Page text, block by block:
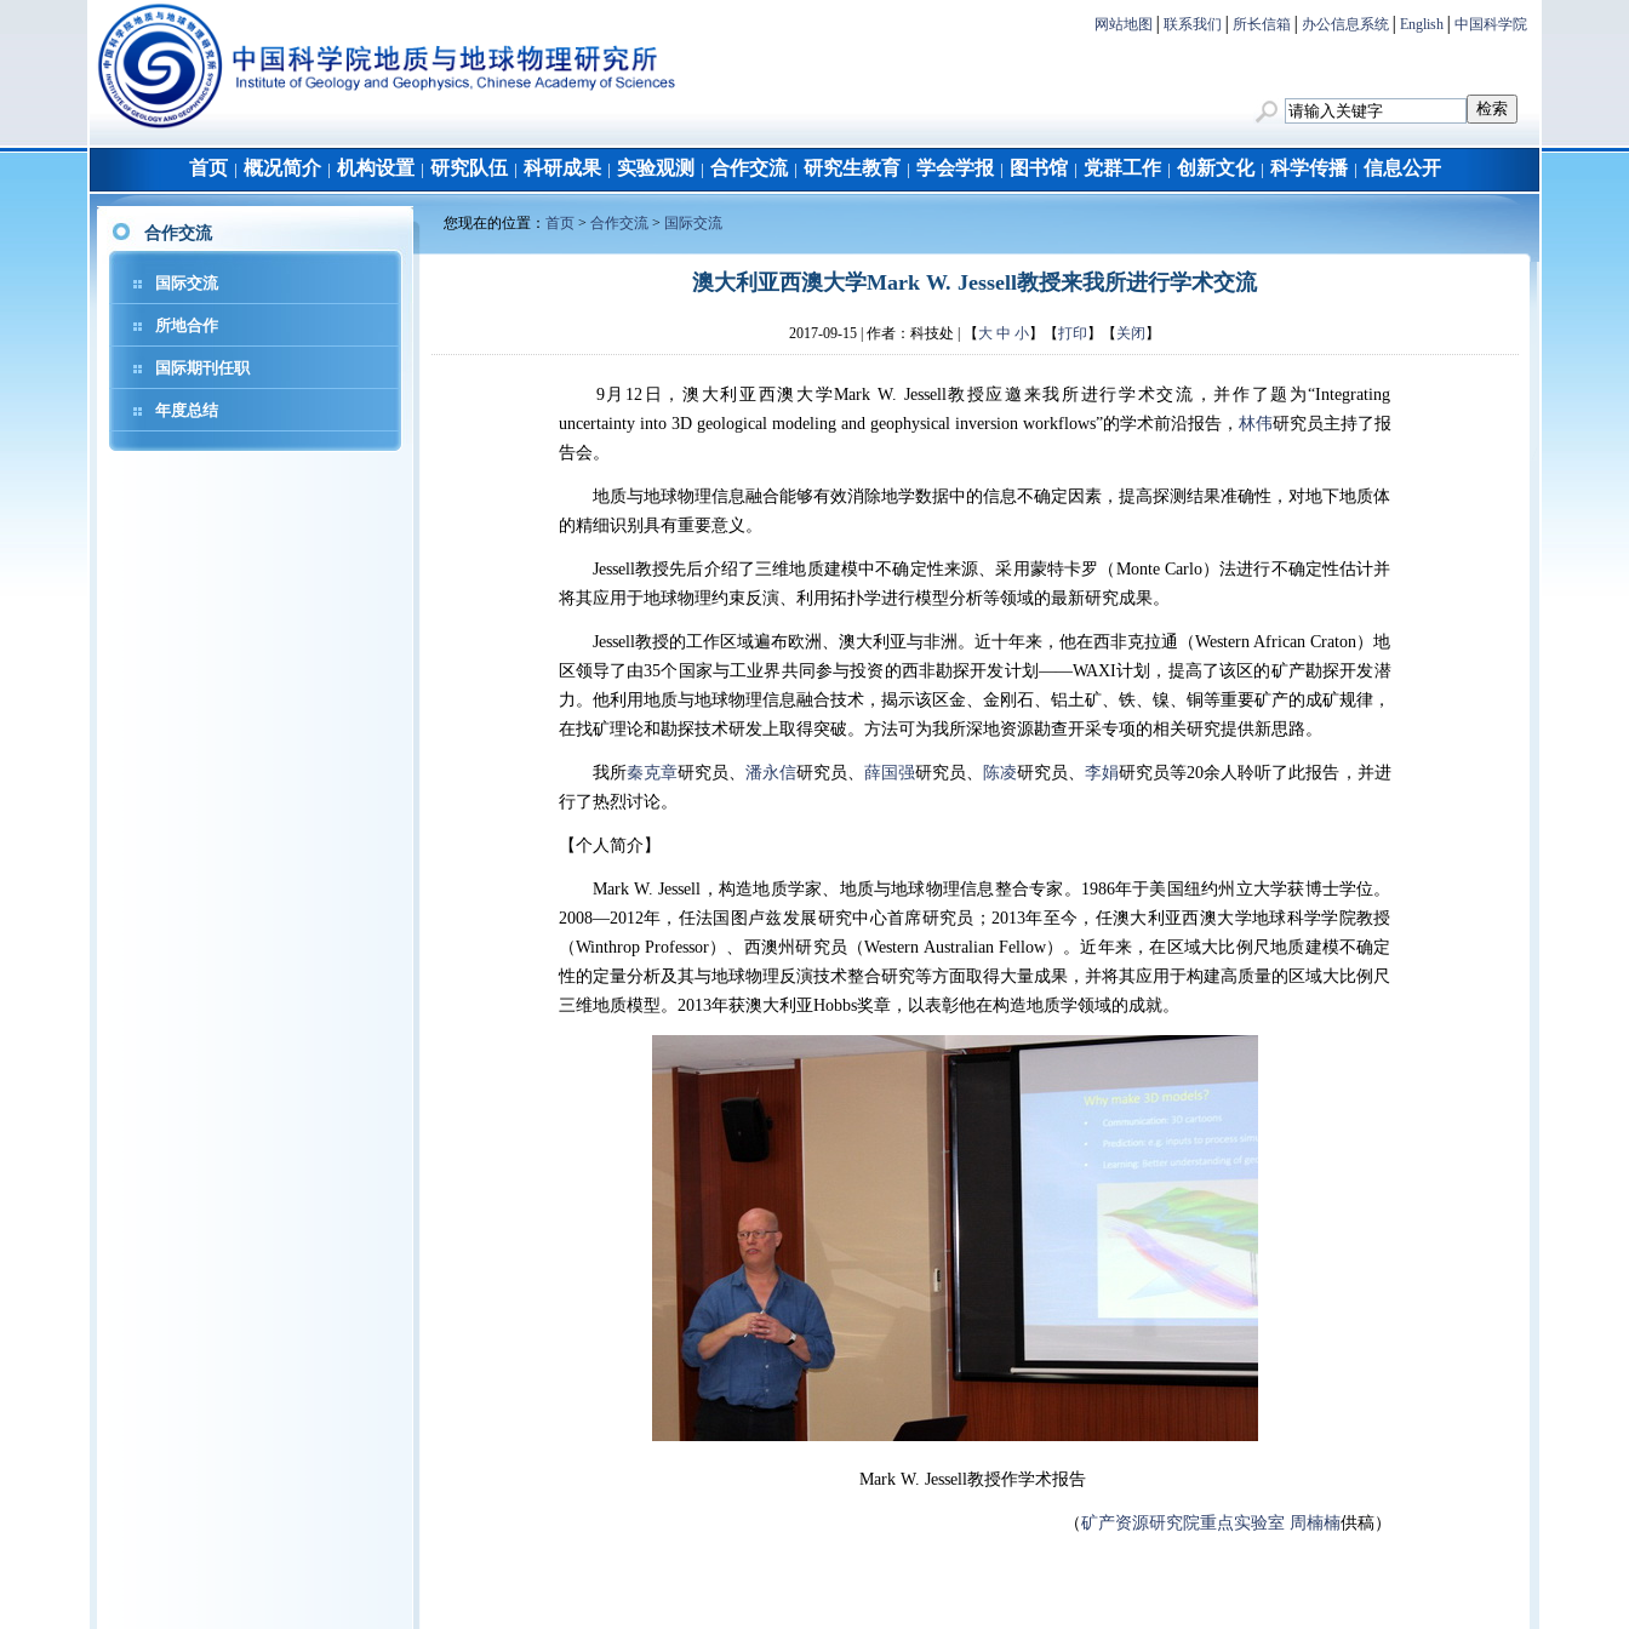
网站地图 联系我们 所长信箱 办公信息系统 English 中国科学院
首页 概况简介│ 机构设置 研究队伍 科研成果│ 实验观测 合作交流│ 研究生教育 学会学报 图书馆 党群工作│ 创新文化│ 科学传播│ 信息公开
合作交流
国际交流
所地合作
国际期刊任职
年度总结
您现在的位置： 首页 > 合作交流 > 国际交流
澳大利亚西澳大学Mark W. Jessell教授来我所进行学术交流
2017-09-15 | 作者： 科技处 | 【 大 中 小】【打印 】【 关闭 】
9月12日，澳大利亚西澳大学Mark W. Jessell教授应邀来我所进行学术交流，并作了题为“Integrating
uncertainty into 3D geological modeling and geophysical inversion workflows”的学术前沿报告， 林伟研究员主持了报
告会。
地质与地球物理信息融合能够有效消除地学数据中的信息不确定因素，提高探测结果准确性，对地下地质体
的精细识别具有重要意义。
Jessell教授先后介绍了三维地质建模中不确定性来源、采用蒙特卡罗（Monte Carlo）法进行不确定性估计并
将其应用于地球物理约束反演、利用拓扑学进行模型分析等领域的最新研究成果。
Jessell教授的工作区域遍布欧洲、澳大利亚与非洲。近十年来，他在西非克拉通（Western African Craton）地
区领导了由35个国家与工业界共同参与投资的西非勘探开发计划——WAXI计划，提高了该区的矿产勘探开发潜
力。他利用地质与地球物理信息融合技术，揭示该区金、金刚石、铝土矿、铁、镍、铜等重要矿产的成矿规律，
在找矿理论和勘探技术研发上取得突破。方法可为我所深地资源勘查开采专项的相关研究提供新思路。
我所秦克章研究员、 潘永信研究员、 薛国强研究员、 陈凌研究员、李娟研究员等20余人聆听了此报告，并进
行了热烈讨论。
【个人简介】
Mark W. Jessell，构造地质学家、地质与地球物理信息整合专家。1986年于美国纽约州立大学获博士学位。
2008—2012年，任法国图卢兹发展研究中心首席研究员；2013年至今，任澳大利亚西澳大学地球科学学院教授
（Winthrop Professor）、西澳州研究员（Western Australian Fellow）。近年来，在区域大比例尺地质建模不确定
性的定量分析及其与地球物理反演技术整合研究等方面取得大量成果，并将其应用于构建高质量的区域大比例尺
三维地质模型。2013年获澳大利亚Hobbs奖章，以表彰他在构造地质学领域的成就。
Mark W. Jessell教授作学术报告
（矿产资源研究院重点实验室 周楠楠供稿）